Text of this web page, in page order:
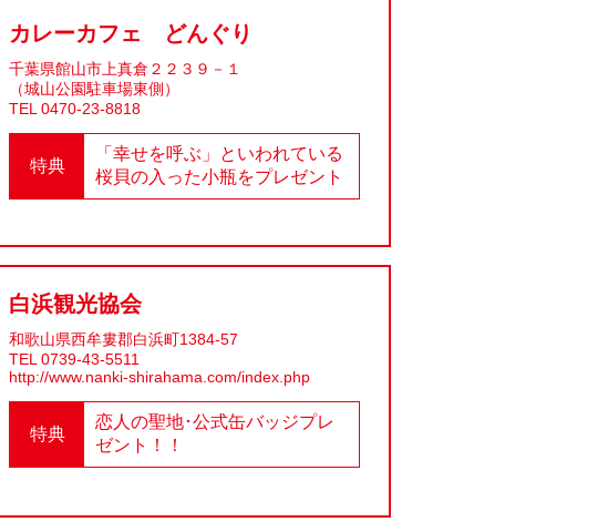
カレーカフェ どんぐり
千葉県館山市上真倉２２３９－１
（城山公園駐車場東側）
TEL 0470-23-8818
特典
「幸せを呼ぶ」といわれている
桜貝の入った小瓶をプレゼント
白浜観光協会
和歌山県西牟婁郡白浜町1384-57
TEL 0739-43-5511
http://www.nanki-shirahama.com/index.php
特典
恋人の聖地･公式缶バッジプレ
ゼント！！